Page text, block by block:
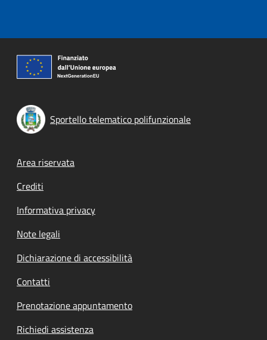
Sportello telematico polifunzionale
Footer menu
Area riservata
Crediti
Informativa privacy
Note legali
Dichiarazione di accessibilità
Contatti
Prenotazione appuntamento
Richiedi assistenza